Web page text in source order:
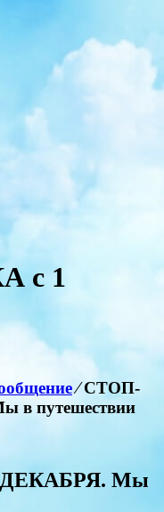
с 1
⁄СТОП-
путешествии
Мы